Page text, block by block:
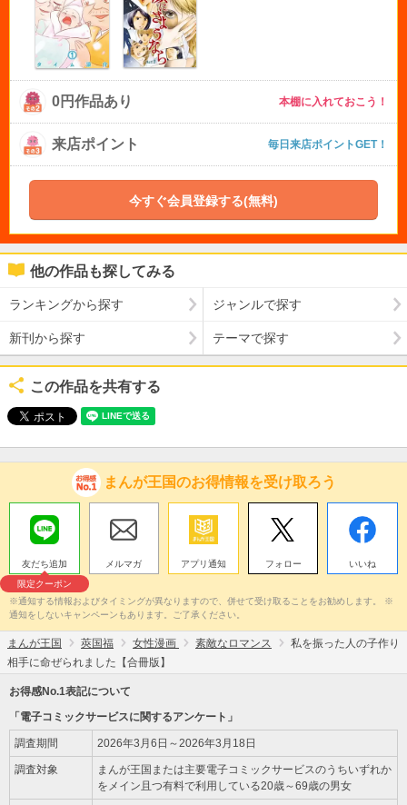
0円作品あり 本棚に入れておこう！
来店ポイント 毎日来店ポイントGET！
今すぐ会員登録する(無料)
他の作品も探してみる
ランキングから探す ジャンルで探す
新刊から探す テーマで探す
この作品を共有する
まんが王国のお得情報を受け取ろう
友だち追加
限定クーポン
メルマガ アプリ通知 フォロー いいね
※通知する情報およびタイミングが異なりますので、併せて受け取ることをお勧めします。 ※
通知をしないキャンペーンもあります。ご了承ください。
まんが王国 莢国福 女性漫画 素敵なロマンス
私を振った人の子作り
相手に命ぜられました【合冊版】
お得感No.1表記について
「電子コミックサービスに関するアンケート」
調査期間 2026年3月6日～2026年3月18日
調査対象
まんが王国または主要電子コミックサービスのうちいずれか
をメイン且つ有料で利用している20歳～69歳の男女